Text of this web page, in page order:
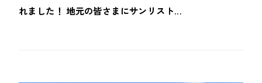
れました！ 地元の皆さまにサンリスト...